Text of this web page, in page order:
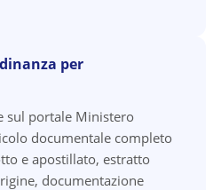
per
sul portale Ministero
documentale completo
e apostillato, estratto
documentazione